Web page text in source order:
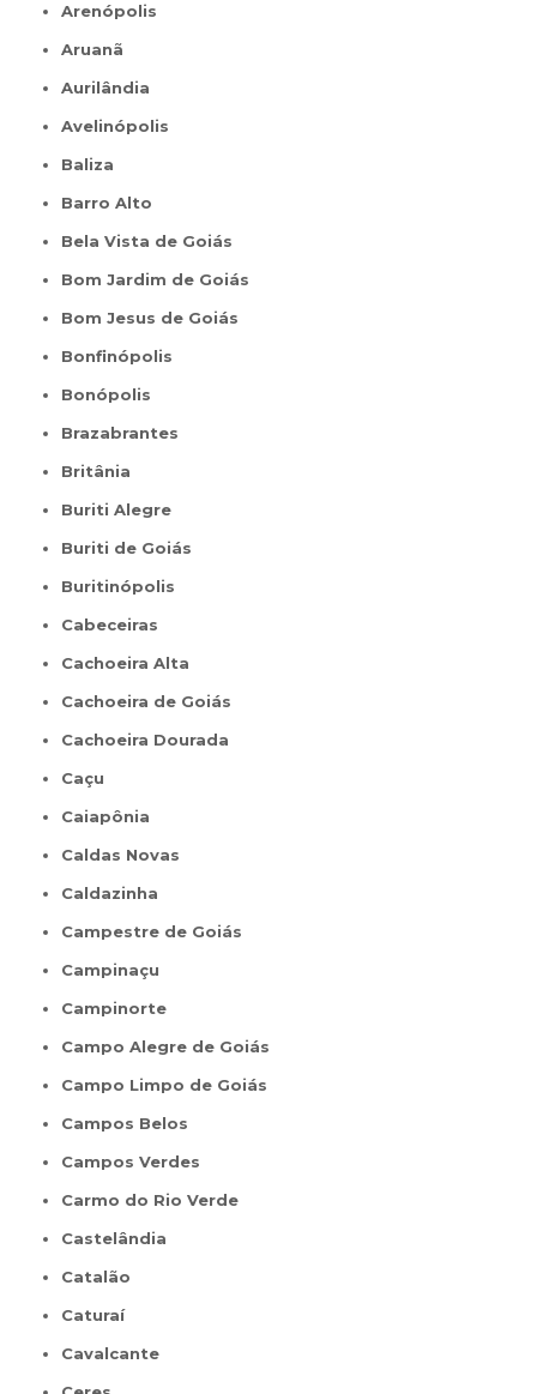
Arenópolis
Aruanã
Aurilândia
Avelinópolis
Baliza
Barro Alto
Bela Vista de Goiás
Bom Jardim de Goiás
Bom Jesus de Goiás
Bonfinópolis
Bonópolis
Brazabrantes
Britânia
Buriti Alegre
Buriti de Goiás
Buritinópolis
Cabeceiras
Cachoeira Alta
Cachoeira de Goiás
Cachoeira Dourada
Caçu
Caiapônia
Caldas Novas
Caldazinha
Campestre de Goiás
Campinaçu
Campinorte
Campo Alegre de Goiás
Campo Limpo de Goiás
Campos Belos
Campos Verdes
Carmo do Rio Verde
Castelândia
Catalão
Caturaí
Cavalcante